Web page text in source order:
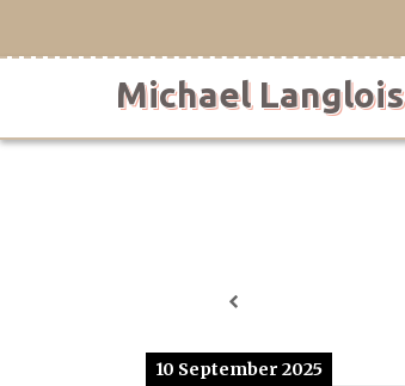
Michael Langlois
10 September 2025